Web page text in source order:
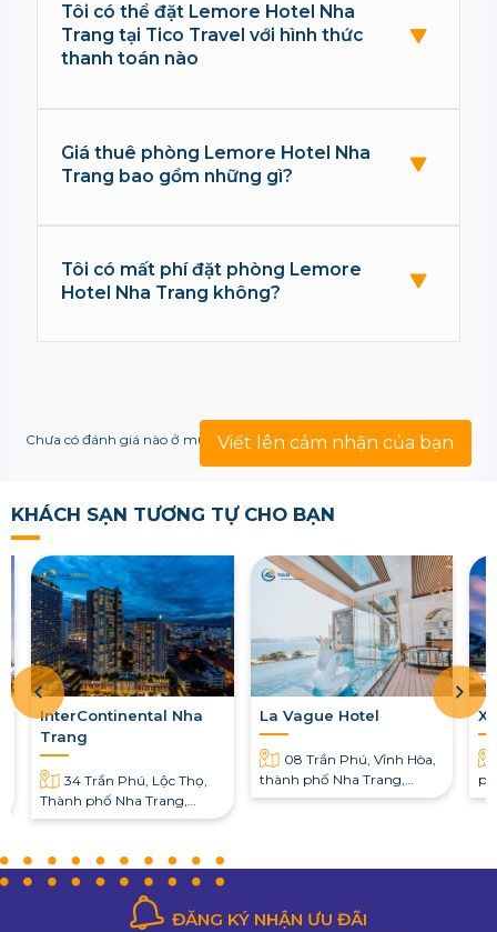
Tôi có thể đặt Lemore Hotel Nha
Trang tại Tico Travel với hình thức
thanh toán nào
Giá thuê phòng Lemore Hotel Nha
Trang bao gồm những gì?
Tôi có mất phí đặt phòng Lemore
Hotel Nha Trang không?
Viết lên cảm nhận của bạn
Chưa có đánh giá nào ở mục này!
KHÁCH SẠN TƯƠNG TỰ CHO BẠN
InterContinental Nha
Trang
34 Trần Phú, Lộc Thọ,
Thành phố Nha Trang,
Khánh Hòa
La Vague Hotel
08 Trần Phú, Vĩnh Hòa,
thành phố Nha Trang,
Khánh Hòa
ĐĂNG KÝ NHẬN ƯU ĐÃI